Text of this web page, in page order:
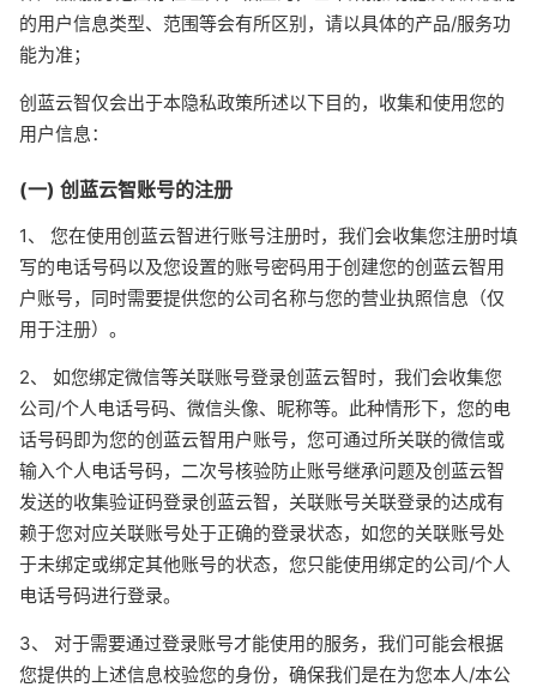
的用户信息类型、范围等会有所区别，请以具体的产品/服务功
能为准；
创蓝云智仅会出于本隐私政策所述以下目的，收集和使用您的
用户信息：
(一) 创蓝云智账号的注册
1、 您在使用创蓝云智进行账号注册时，我们会收集您注册时填
写的电话号码以及您设置的账号密码用于创建您的创蓝云智用
户账号，同时需要提供您的公司名称与您的营业执照信息（仅
用于注册）。
2、 如您绑定微信等关联账号登录创蓝云智时，我们会收集您
公司/个人电话号码、微信头像、昵称等。此种情形下，您的电
话号码即为您的创蓝云智用户账号，您可通过所关联的微信或
输入个人电话号码，二次号核验防止账号继承问题及创蓝云智
发送的收集验证码登录创蓝云智，关联账号关联登录的达成有
赖于您对应关联账号处于正确的登录状态，如您的关联账号处
于未绑定或绑定其他账号的状态，您只能使用绑定的公司/个人
电话号码进行登录。
3、 对于需要通过登录账号才能使用的服务，我们可能会根据
您提供的上述信息校验您的身份，确保我们是在为您本人/本公